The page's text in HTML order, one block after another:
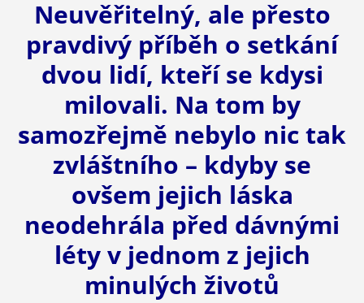
Neuvěřitelný, ale přesto
pravdivý příběh o setkání
dvou lidí, kteří se kdysi
milovali. Na tom by
samozřejmě nebylo nic tak
zvláštního – kdyby se
ovšem jejich láska
neodehrála před dávnými
léty v jednom z jejich
minulých životů